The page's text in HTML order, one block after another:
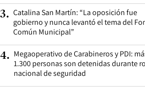
3. Catalina San Martín: “La oposición fue
gobierno y nunca levantó el tema del
Común Municipal”
4. Megaoperativo de Carabineros y PDI:
1.300 personas son detenidas durante
nacional de seguridad